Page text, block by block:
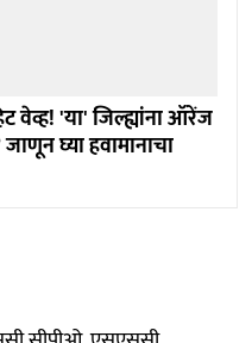
वेव्ह! 'या' जिल्ह्यांना ऑरेंज
घ्या हवामानाचा